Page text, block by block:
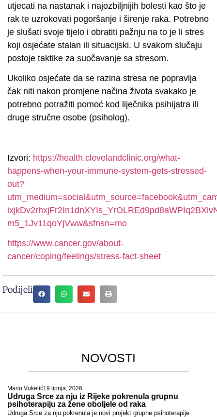
utjecati na nastanak i najozbiljnijih bolesti kao što je
rak te uzrokovati pogoršanje i širenje raka. Potrebno
je slušati svoje tijelo i obratiti pažnju na to je li stres
koji osjećate stalan ili situacijski. U svakom slučaju
postoje taktike za suočavanje sa stresom.
Ukoliko osjećate da se razina stresa ne popravlja
čak niti nakon promjene načina života svakako je
potrebno potražiti pomoć kod liječnika psihijatra ili
druge stručne osobe (psiholog).
Izvori: https://health.clevelandclinic.org/what-
happens-when-your-immune-system-gets-stressed-
out?
m5_1Jv11qoYjVww&sfnsn=mo
https://www.cancer.gov/about-
cancer/coping/feelings/stress-fact-sheet
Podijeli
NOVOSTI
Mario Vukelić19 lipnja, 2026
Udruga Srce za nju iz Rijeke pokrenula grupnu
psihoterapiju za žene oboljele od raka
Udruga Srce za nju pokrenula je novi projekt grupne psihoterapije